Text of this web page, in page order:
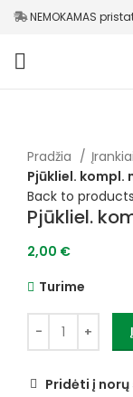
NEMOKAMAS
Pradžia
Pjūkliel. kompl.
Back to products
Pjūkliel.
2,00 €
Turime
Pridėti į norų